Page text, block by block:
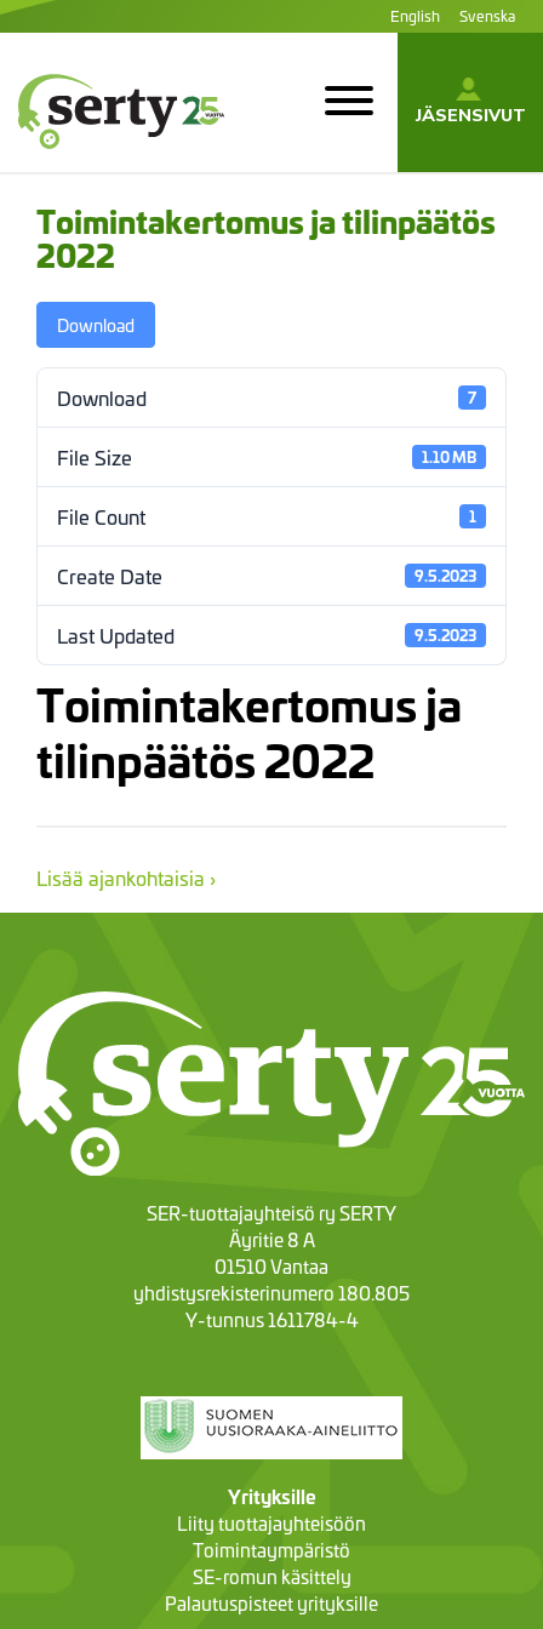
Siirry
sisältöön
English Svenska
JÄSENSIVUT
Toimintakertomus ja tilinpäätös
2022
Download
Download 7
File Size 1.10 MB
File Count 1
Create Date 9.5.2023
Last Updated 9.5.2023
Toimintakertomus ja
tilinpäätös 2022
Lisää ajankohtaisia ›
SER-tuottajayhteisö ry SERTY
Äyritie 8 A
01510 Vantaa
yhdistysrekisterinumero 180.805
Y-tunnus 1611784-4
Yrityksille
Liity tuottajayhteisöön
Toimintaympäristö
SE-romun käsittely
Palautuspisteet yrityksille